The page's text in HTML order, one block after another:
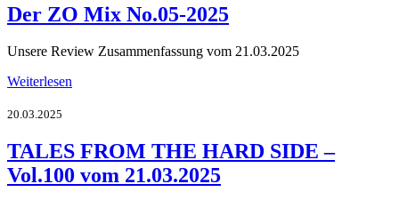
Der ZO Mix No.05-2025
Unsere Review Zusammenfassung vom 21.03.2025
Weiterlesen
20.03.2025
TALES FROM THE HARD SIDE –
Vol.100 vom 21.03.2025